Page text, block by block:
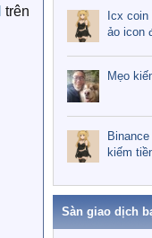
trên
Icx coin
ảo icon
Mẹo
kiếm
Sàn giao dịch